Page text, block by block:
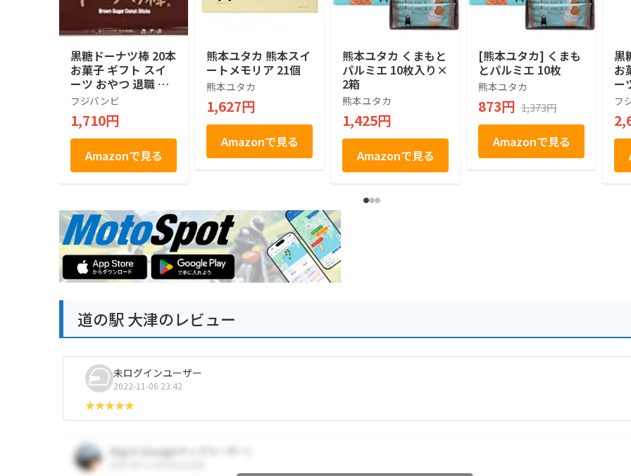
黒糖ドーナツ棒 20本
お菓子 ギフト スイ
ーツ おやつ 退職 お
礼 手土産 お土産 お
供え お取り寄せ 熊
本 フジバンビ
フジバンビ
1,710円
Amazonで見る
熊本ユタカ 熊本スイ
ートメモリア 21個
熊本ユタカ
1,627円
Amazonで見る
熊本ユタカ くまもと
パルミエ 10枚入り×
2箱
熊本ユタカ
1,425円
Amazonで見る
[熊本ユタカ] くまも
とパルミエ 10枚
熊本ユタカ
873円 1,373円
Amazonで見る
黒
お
ー
礼
供
本
フ
道の駅 大津のレビュー
未ログインユーザー
2022-11-06 23:42